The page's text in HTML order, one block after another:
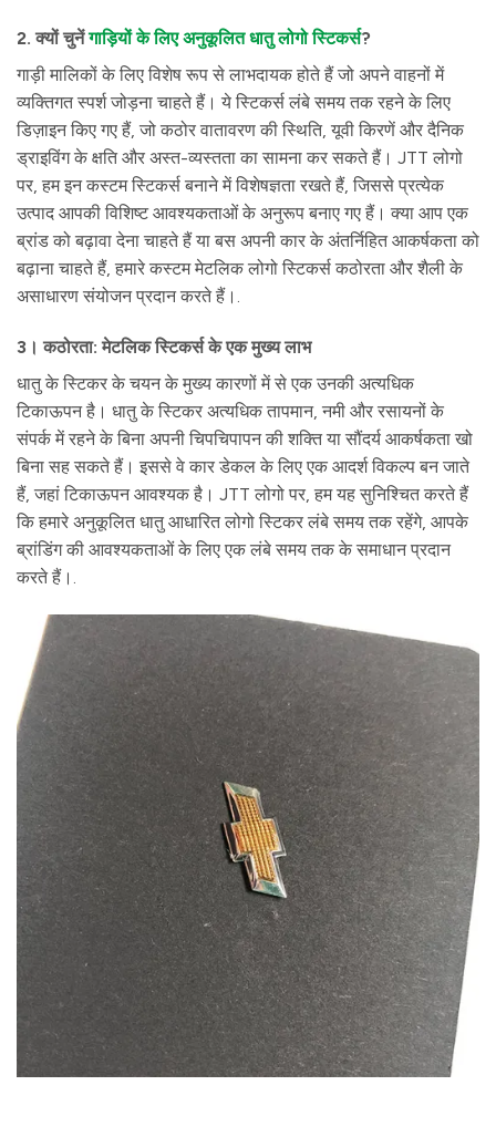
2. क्यों चुनेंगाड़ियों के लिए अनुकूलित धातु लोगो स्टिकर्स?
गाड़ी मालिकों के लिए विशेष रूप से लाभदायक होते हैं जो अपने वाहनों में
व्यक्तिगत स्पर्श जोड़ना चाहते हैं। ये स्टिकर्स लंबे समय तक रहने के लिए
डिज़ाइन किए गए हैं, जो कठोर वातावरण की स्थिति, यूवी किरणें और दैनिक
ड्राइविंग के क्षति और अस्त-व्यस्तता का सामना कर सकते हैं। JTT लोगो
पर, हम इन कस्टम स्टिकर्स बनाने में विशेषज्ञता रखते हैं, जिससे प्रत्येक
उत्पाद आपकी विशिष्ट आवश्यकताओं के अनुरूप बनाए गए हैं। क्या आप एक
ब्रांड को बढ़ावा देना चाहते हैं या बस अपनी कार के अंतर्निहित आकर्षकता को
बढ़ाना चाहते हैं, हमारे कस्टम मेटलिक लोगो स्टिकर्स कठोरता और शैली के
असाधारण संयोजन प्रदान करते हैं।.
3। कठोरता: मेटलिक स्टिकर्स के एक मुख्य लाभ
धातु के स्टिकर के चयन के मुख्य कारणों में से एक उनकी अत्यधिक
टिकाऊपन है। धातु के स्टिकर अत्यधिक तापमान, नमी और रसायनों के
संपर्क में रहने के बिना अपनी चिपचिपापन की शक्ति या सौंदर्य आकर्षकता खो
बिना सह सकते हैं। इससे वे कार डेकल के लिए एक आदर्श विकल्प बन जाते
हैं, जहां टिकाऊपन आवश्यक है। JTT लोगो पर, हम यह सुनिश्चित करते हैं
कि हमारे अनुकूलित धातु आधारित लोगो स्टिकर लंबे समय तक रहेंगे, आपके
ब्रांडिंग की आवश्यकताओं के लिए एक लंबे समय तक के समाधान प्रदान
करते हैं।.